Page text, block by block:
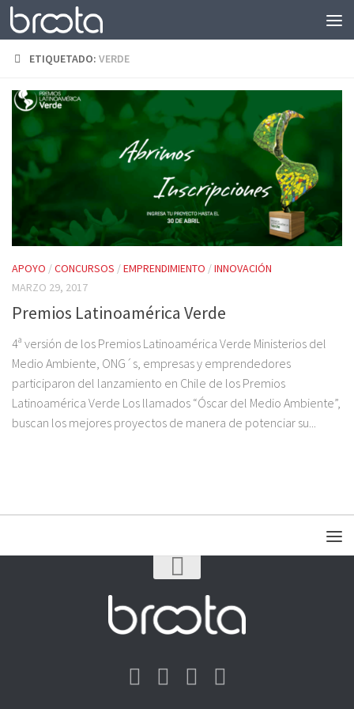
Saltar al contenido
ETIQUETADO: VERDE
APOYO /CONCURSOS /EMPRENDIMIENTO /INNOVACIÓN
MARZO 29, 2017
Premios Latinoamérica Verde
4ª versión de los Premios Latinoamérica Verde Ministerios del
Medio Ambiente, ONG´s, empresas y emprendedores
participaron del lanzamiento en Chile de los Premios
Latinoamérica Verde Los llamados “Óscar del Medio Ambiente”,
buscan los mejores proyectos de manera de potenciar su...